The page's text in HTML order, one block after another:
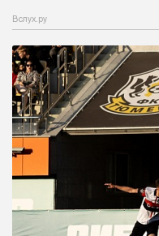
Вслух.ру